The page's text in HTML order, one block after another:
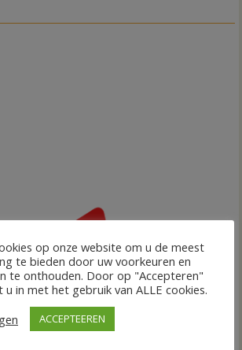
op onze website om u de meest
te bieden door uw voorkeuren en
te onthouden. Door op "Accepteren"
in met het gebruik van ALLE cookies.
ACCEPTEEREN